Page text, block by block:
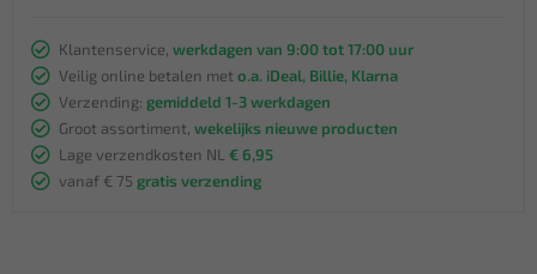
Klantenservice, werkdagen van 9:00 tot 17:00 uur
Veilig online betalen met o.a. iDeal, Billie, Klarna
Verzending: gemiddeld 1-3 werkdagen
Groot assortiment, wekelijks nieuwe producten
Lage verzendkosten NL € 6,95
vanaf € 75 gratis verzending